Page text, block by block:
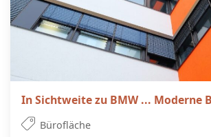
In Sichtweite zu BMW ... Moderne
Bürofläche